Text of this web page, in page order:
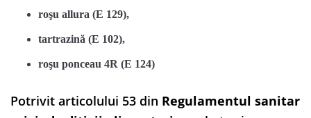
roşu allura (E 129),
tartrazină (E 102),
roşu ponceau 4R (E 124)
Potrivit articolului 53 din Regulamentul sanitar